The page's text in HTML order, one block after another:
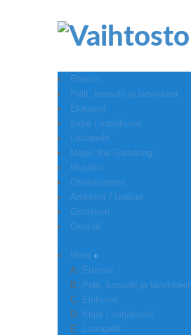
Etusivu
Pelit, konsolit ja tarvikkeet
Elokuvat
Kirjat / sarjakuvat
Lautapelit
Magic the Gathering
Musiikki
Oheistuotteet
Artikkelit / Uutiset
Ostoskori
Oma tili
More
Etusivu
Pelit, konsolit ja tarvikkeet
Elokuvat
Kirjat / sarjakuvat
Lautapelit